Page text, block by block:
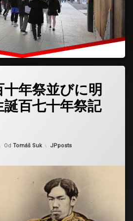
年祭並びに明
百七十年祭記
Aktualizováno 2024-03-13
Od Tomáš Suk Kategorie:
JPposts